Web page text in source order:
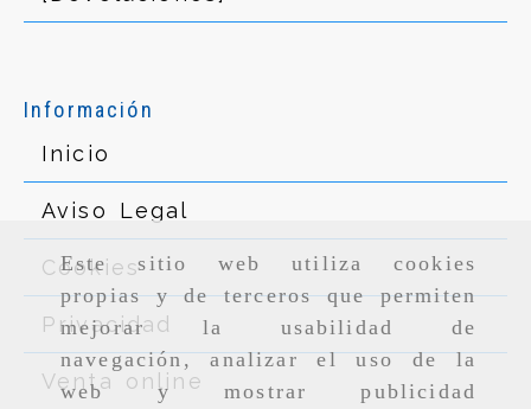
Este sitio web utiliza cookies
propias y de terceros que permiten
mejorar la usabilidad de
navegación, analizar el uso de la
web y mostrar publicidad
Información
Inicio
Aviso Legal
Cookies
Privacidad
Venta online